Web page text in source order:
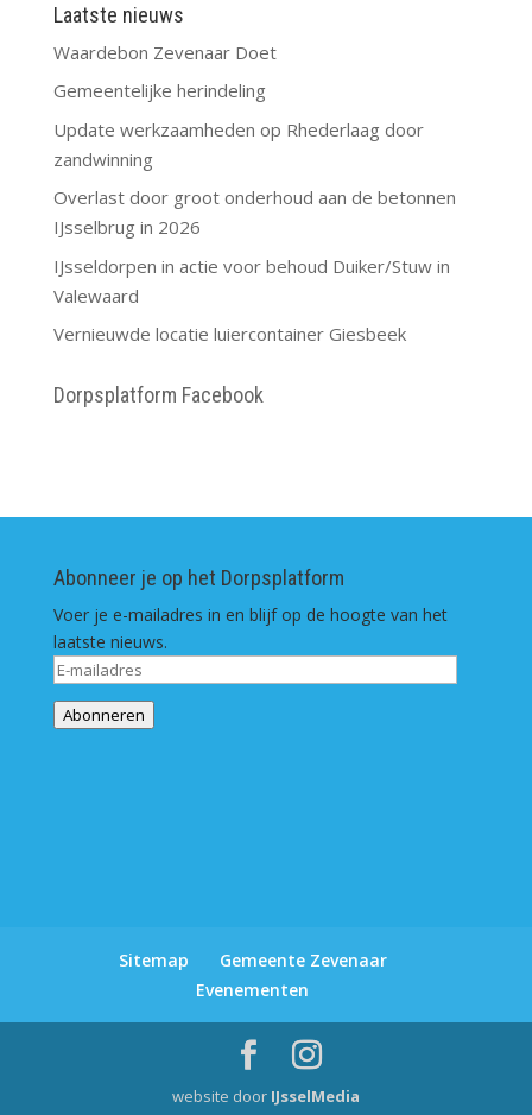
Laatste nieuws
Waardebon Zevenaar Doet
Gemeentelijke herindeling
Update werkzaamheden op Rhederlaag door
zandwinning
Overlast door groot onderhoud aan de betonnen
IJsselbrug in 2026
IJsseldorpen in actie voor behoud Duiker/Stuw in
Valewaard
Vernieuwde locatie luiercontainer Giesbeek
Dorpsplatform Facebook
Abonneer je op het Dorpsplatform
Voer je e-mailadres in en blijf op de hoogte van het
laatste nieuws.
E-
mailadres
Abonneren
Sitemap
Gemeente Zevenaar
Evenementen
website door IJsselMedia